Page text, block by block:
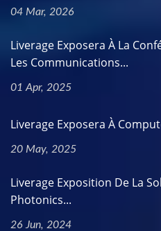
04 Mar, 2026
Liverage Exposera À La
Les Communications...
01 Apr, 2025
Liverage Exposera À
20 May, 2025
Liverage Exposition De La
Photonics...
26 Jun, 2024